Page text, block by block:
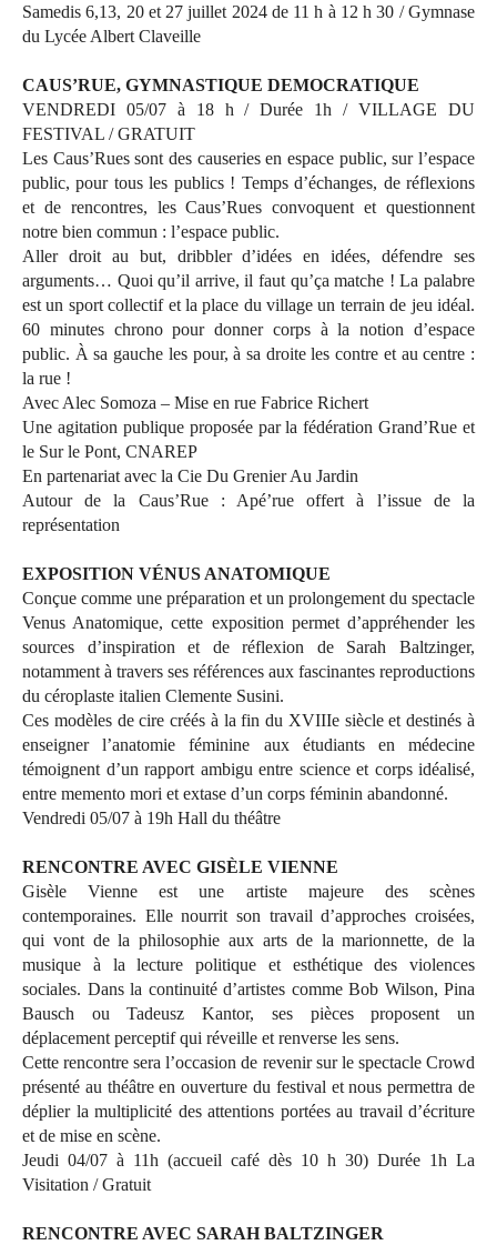
Samedis 6,13, 20 et 27 juillet 2024 de 11 h à 12 h 30 / Gymnase
du Lycée Albert Claveille
CAUS’RUE, GYMNASTIQUE DEMOCRATIQUE
VENDREDI 05/07 à 18 h / Durée 1h / VILLAGE DU
FESTIVAL / GRATUIT
Les Caus’Rues sont des causeries en espace public, sur l’espace
public, pour tous les publics ! Temps d’échanges, de réflexions
et de rencontres, les Caus’Rues convoquent et questionnent
notre bien commun : l’espace public.
Aller droit au but, dribbler d’idées en idées, défendre ses
arguments… Quoi qu’il arrive, il faut qu’ça matche ! La palabre
est un sport collectif et la place du village un terrain de jeu idéal.
60 minutes chrono pour donner corps à la notion d’espace
public. À sa gauche les pour, à sa droite les contre et au centre :
la rue !
Avec Alec Somoza – Mise en rue Fabrice Richert
Une agitation publique proposée par la fédération Grand’Rue et
le Sur le Pont, CNAREP
En partenariat avec la Cie Du Grenier Au Jardin
Autour de la Caus’Rue : Apé’rue offert à l’issue de la
représentation
EXPOSITION VÉNUS ANATOMIQUE
Conçue comme une préparation et un prolongement du spectacle
Venus Anatomique, cette exposition permet d’appréhender les
sources d’inspiration et de réflexion de Sarah Baltzinger,
notamment à travers ses références aux fascinantes reproductions
du céroplaste italien Clemente Susini.
Ces modèles de cire créés à la fin du XVIIIe siècle et destinés à
enseigner l’anatomie féminine aux étudiants en médecine
témoignent d’un rapport ambigu entre science et corps idéalisé,
entre memento mori et extase d’un corps féminin abandonné.
Vendredi 05/07 à 19h Hall du théâtre
RENCONTRE AVEC GISÈLE VIENNE
Gisèle Vienne est une artiste majeure des scènes
contemporaines. Elle nourrit son travail d’approches croisées,
qui vont de la philosophie aux arts de la marionnette, de la
musique à la lecture politique et esthétique des violences
sociales. Dans la continuité d’artistes comme Bob Wilson, Pina
Bausch ou Tadeusz Kantor, ses pièces proposent un
déplacement perceptif qui réveille et renverse les sens.
Cette rencontre sera l’occasion de revenir sur le spectacle Crowd
présenté au théâtre en ouverture du festival et nous permettra de
déplier la multiplicité des attentions portées au travail d’écriture
et de mise en scène.
Jeudi 04/07 à 11h (accueil café dès 10 h 30) Durée 1h La
Visitation / Gratuit
RENCONTRE AVEC SARAH BALTZINGER